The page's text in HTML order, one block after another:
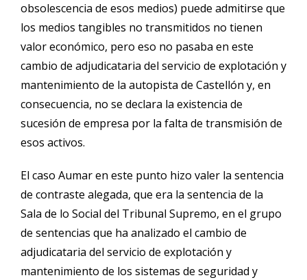
obsolescencia de esos medios) puede admitirse que
los medios tangibles no transmitidos no tienen
valor económico, pero eso no pasaba en este
cambio de adjudicataria del servicio de explotación y
mantenimiento de la autopista de Castellón y, en
consecuencia, no se declara la existencia de
sucesión de empresa por la falta de transmisión de
esos activos.
El caso Aumar en este punto hizo valer la sentencia
de contraste alegada, que era la sentencia de la
Sala de lo Social del Tribunal Supremo, en el grupo
de sentencias que ha analizado el cambio de
adjudicataria del servicio de explotación y
mantenimiento de los sistemas de seguridad y